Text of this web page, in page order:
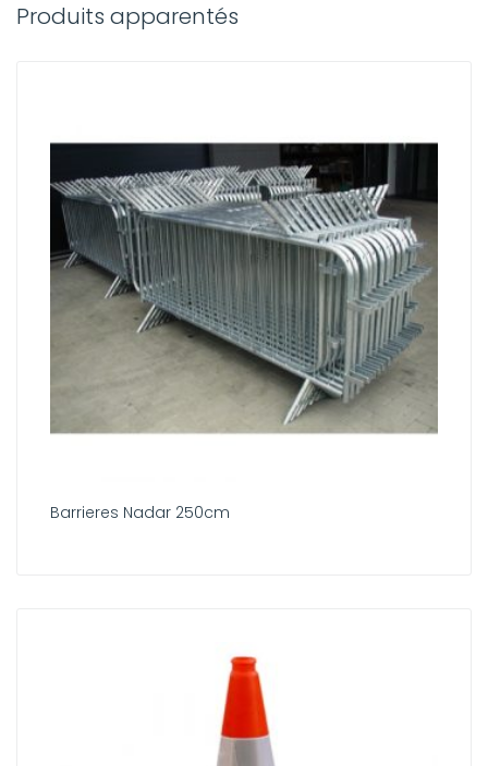
Produits apparentés
Barrieres Nadar 250cm